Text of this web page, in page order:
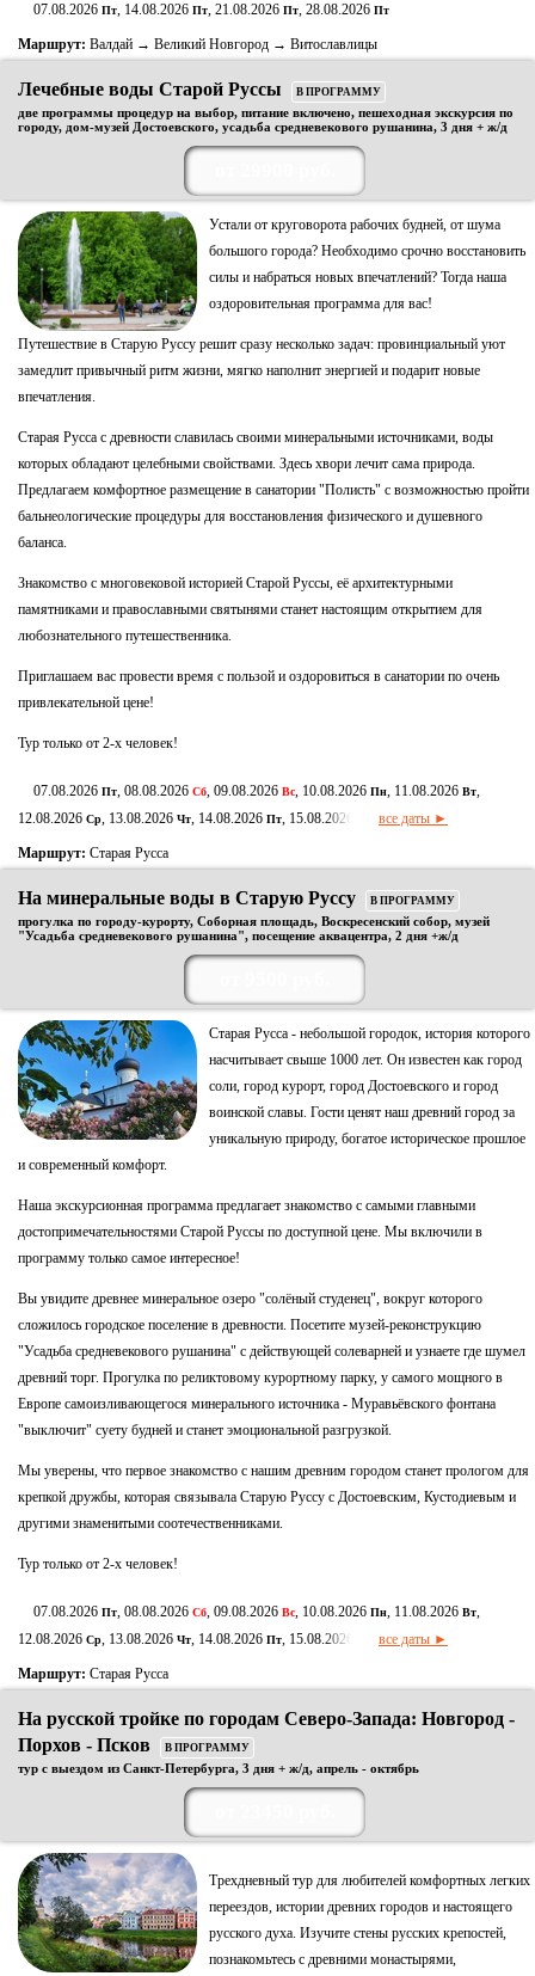
07.08.2026 Пт, 14.08.2026 Пт, 21.08.2026 Пт, 28.08.2026 Пт
Маршрут: Валдай → Великий Новгород → Витославлицы
Лечебные воды Старой Руссы В ПРОГРАММУ
две программы процедур на выбор, питание включено, пешеходная экскурсия по
городу, дом-музей Достоевского, усадьба средневекового рушанина, 3 дня + ж/д
Устали от круговорота рабочих будней, от шума
большого города? Необходимо срочно восстановить
силы и набраться новых впечатлений? Тогда наша
оздоровительная программа для вас!
Путешествие в Старую Руссу решит сразу несколько задач: провинциальный уют
замедлит привычный ритм жизни, мягко наполнит энергией и подарит новые
впечатления.
Старая Русса с древности славилась своими минеральными источниками, воды
которых обладают целебными свойствами. Здесь хвори лечит сама природа.
Предлагаем комфортное размещение в санатории "Полисть" с возможностью пройти
бальнеологические процедуры для восстановления физического и душевного
баланса.
Знакомство с многовековой историей Старой Руссы, её архитектурными
памятниками и православными святынями станет настоящим открытием для
любознательного путешественника.
Приглашаем вас провести время с пользой и оздоровиться в санатории по очень
привлекательной цене!
Тур только от 2-х человек!
07.08.2026 Пт, 08.08.2026 Сб, 09.08.2026 Вс, 10.08.2026 Пн, 11.08.2026 Вт,
12.08.2026 Ср, 13.08.2026 Чт, 14.08.2026 Пт, 15.08.2026 все даты ►
Маршрут: Старая Русса
На минеральные воды в Старую Руссу В ПРОГРАММУ
прогулка по городу-курорту, Соборная площадь, Воскресенский собор, музей
"Усадьба средневекового рушанина", посещение аквацентра, 2 дня +ж/д
Старая Русса - небольшой городок, история которого
насчитывает свыше 1000 лет. Он известен как город
соли, город курорт, город Достоевского и город
воинской славы. Гости ценят наш древний город за
уникальную природу, богатое историческое прошлое
и современный комфорт.
Наша экскурсионная программа предлагает знакомство с самыми главными
достопримечательностями Старой Руссы по доступной цене. Мы включили в
программу только самое интересное!
Вы увидите древнее минеральное озеро "солёный студенец", вокруг которого
сложилось городское поселение в древности. Посетите музей-реконструкцию
"Усадьба средневекового рушанина" с действующей солеварней и узнаете где шумел
древний торг. Прогулка по реликтовому курортному парку, у самого мощного в
Европе самоизливающегося минерального источника - Муравьёвского фонтана
"выключит" суету будней и станет эмоциональной разгрузкой.
Мы уверены, что первое знакомство с нашим древним городом станет прологом для
крепкой дружбы, которая связывала Старую Руссу с Достоевским, Кустодиевым и
другими знаменитыми соотечественниками.
Тур только от 2-х человек!
07.08.2026 Пт, 08.08.2026 Сб, 09.08.2026 Вс, 10.08.2026 Пн, 11.08.2026 Вт,
12.08.2026 Ср, 13.08.2026 Чт, 14.08.2026 Пт, 15.08.2026 все даты ►
Маршрут: Старая Русса
На русской тройке по городам Северо-Запада: Новгород -
Порхов - Псков
В ПРОГРАММУ
тур с выездом из Санкт-Петербурга, 3 дня + ж/д, апрель - октябрь
Трехдневный тур для любителей комфортных легких
переездов, истории древних городов и настоящего
русского духа. Изучите стены русских крепостей,
познакомьтесь с древними монастырями,